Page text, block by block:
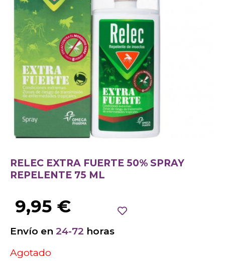
RELEC EXTRA FUERTE 50% SPRAY
REPELENTE 75 ML
9,95 €
Envío en 24-72 horas
Agotado